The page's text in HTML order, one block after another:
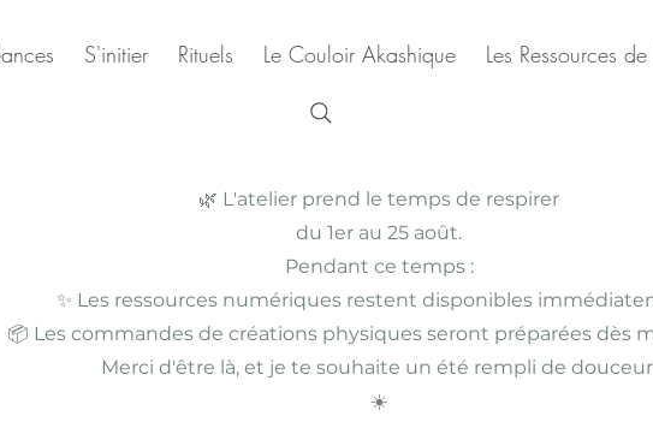
S'initier Rituels Le Couloir Akashique Les Ressources
🌿 L'atelier prend le temps de respirer
du 1er au 25 août.
Pendant ce temps :
✨ Les ressources numériques restent disponibles
📦 Les commandes de créations physiques seront préparées dès
Merci d'être là, et je te souhaite un été rempli de
☀️